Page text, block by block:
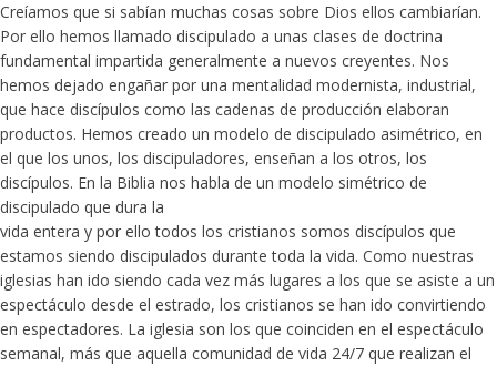
Creíamos que si sabían muchas cosas sobre Dios ellos cambiarían.
Por ello hemos llamado discipulado a unas clases de doctrina
fundamental impartida generalmente a nuevos creyentes. Nos
hemos dejado engañar por una mentalidad modernista, industrial,
que hace discípulos como las cadenas de producción elaboran
productos. Hemos creado un modelo de discipulado asimétrico, en
el que los unos, los discipuladores, enseñan a los otros, los
discípulos. En la Biblia nos habla de un modelo simétrico de
discipulado que dura la
vida entera y por ello todos los cristianos somos discípulos que
estamos siendo discipulados durante toda la vida. Como nuestras
iglesias han ido siendo cada vez más lugares a los que se asiste a un
espectáculo desde el estrado, los cristianos se han ido convirtiendo
en espectadores. La iglesia son los que coinciden en el espectáculo
semanal, más que aquella comunidad de vida 24/7 que realizan el